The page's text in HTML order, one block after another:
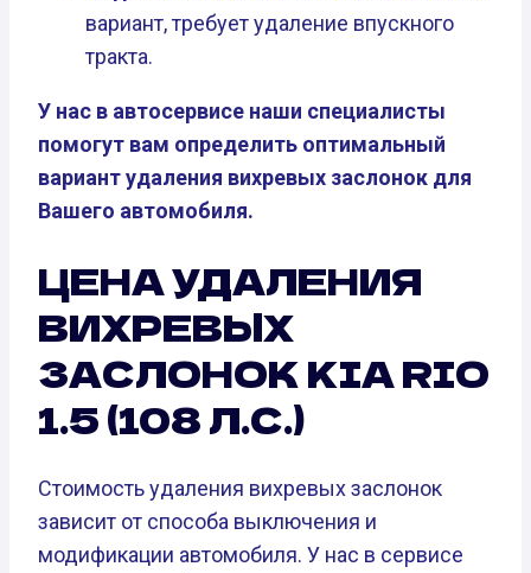
вариант, требует удаление впускного
тракта.
У нас в автосервисе наши специалисты
помогут вам определить оптимальный
вариант удаления вихревых заслонок для
Вашего автомобиля.
ЦЕНА УДАЛЕНИЯ
ВИХРЕВЫХ
ЗАСЛОНОК KIA RIO
1.5 (108 Л.С.)
Стоимость удаления вихревых заслонок
зависит от способа выключения и
модификации автомобиля. У нас в сервисе